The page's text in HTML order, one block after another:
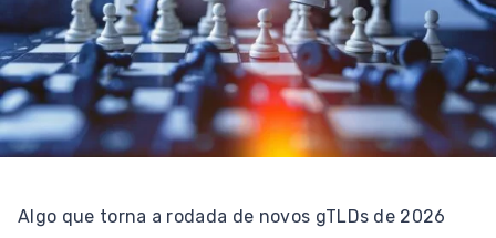
Algo que torna a rodada de novos gTLDs de 2026